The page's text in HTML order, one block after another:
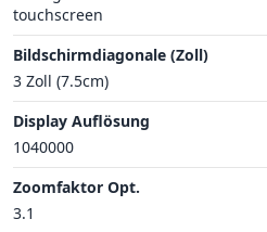
touchscreen
Bildschirmdiagonale (Zoll)
3 Zoll (7.5cm)
Display Auflösung
1040000
Zoomfaktor Opt.
3.1